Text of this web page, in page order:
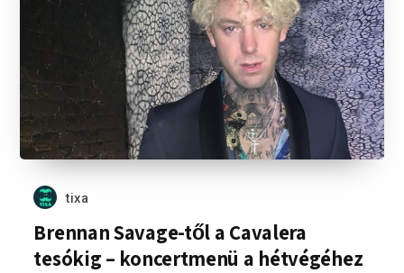
tixa
Brennan Savage-től a Cavalera
tesókig – koncertmenü a hétvégéhez